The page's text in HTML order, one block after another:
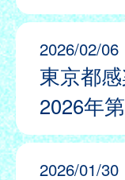
2026/02/06
東京都
2026年
2026/01/30